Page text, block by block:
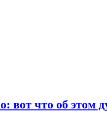
вот что об этом